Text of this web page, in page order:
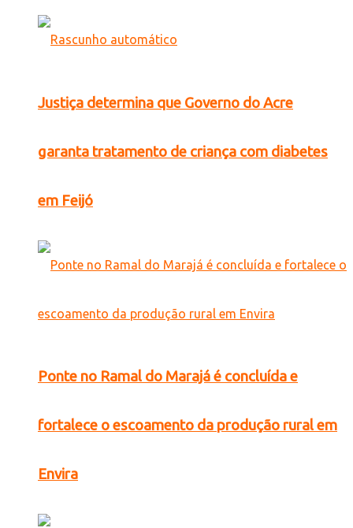
Justiça determina que Governo do Acre
garanta tratamento de criança com diabetes
em Feijó
Ponte no Ramal do Marajá é concluída e
fortalece o escoamento da produção rural em
Envira